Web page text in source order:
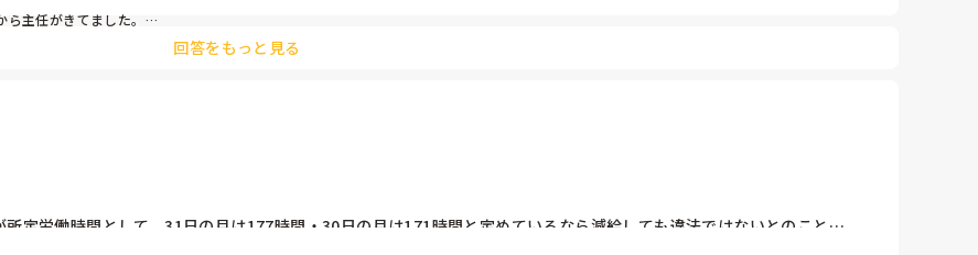
主任がきてました。
回答をもっと見る
定労働時間として、31日の月は177時間・30日の月は171時間と定めているなら減給しても違法ではないとのこと…。